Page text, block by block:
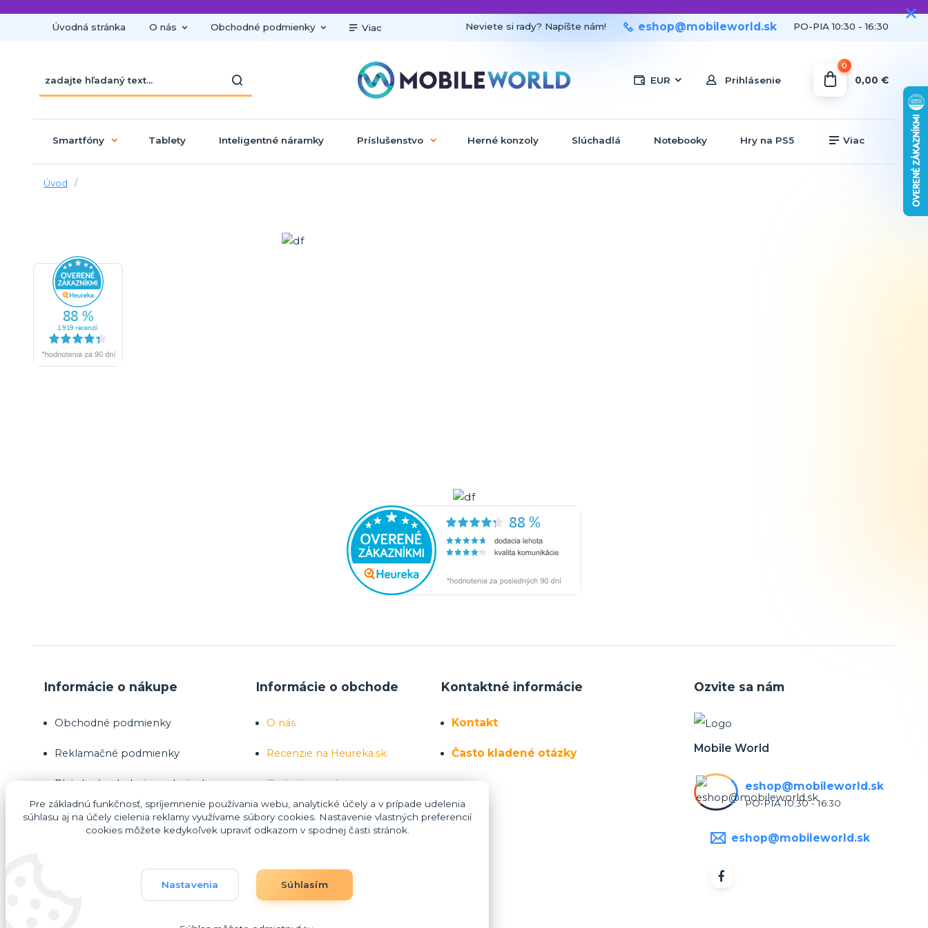
Úvodná stránka O nás Obchodné podmienky Viac
EUR Prihlásenie
Neviete si rady? Napíšte nám! eshop@mobileworld.sk PO-PIA 10:30 - 16:30
0
0,00 €
Smartfóny Tablety Inteligentné náramky Príslušenstvo Herné konzoly Slúchadlá Notebooky Hry na PS5 Viac
Úvod
Informácie o nákupe
Obchodné podmienky
Reklamačné podmienky
Platobné a dodacie podmienky
Ako nakupovať
Informácie o obchode
O nás
Recenzie na Heureka.sk
Opýtajte sa nás
Kontaktné informácie
Kontakt
Často kladené otázky
Ozvite sa nám
Mobile World
eshop@mobileworld.sk
PO-PIA 10:30 - 16:30
eshop@mobileworld.sk
Pre základnú funkčnosť, spríjemnenie používania webu, analytické účely a v prípade udelenia
súhlasu aj na účely cielenia reklamy využívame súbory cookies. Nastavenie vlastných preferencií
cookies môžete kedykoľvek upraviť odkazom v spodnej časti stránok.
Nastavenia Súhlasím